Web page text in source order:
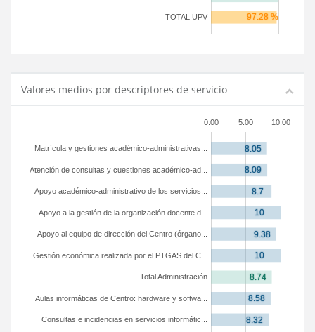
TOTAL UPV
Valores medios por descriptores de servicio
0.00 5.00 10.00
Consultas e incidencias en servicios informátic...
Aulas informáticas de Centro: hardware y softwa...
Total Administración
Gestión económica realizada por el PTGAS del C...
Apoyo al equipo de dirección del Centro (órgano...
Apoyo a la gestión de la organización docente d...
Apoyo académico-administrativo de los servicios...
Atención de consultas y cuestiones académico-ad...
Matrícula y gestiones académico-administrativas...